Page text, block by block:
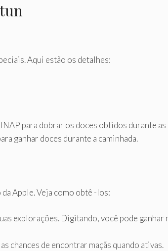
Aqui estão os detalhes:
para dobrar os doces obtidos durante
ganhar doces durante a caminhada.
Apple. Veja como obtê -los:
explorações. Digitando, você pode ganhar
chances de encontrar maçãs quando ativas.